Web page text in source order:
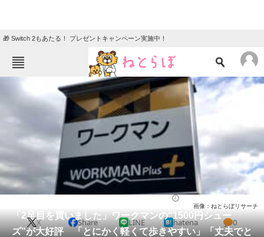
🎁 Switch 2もあたる！ プレゼントキャンペーン実施中！
ねとらぼメニュー
ニュース
クイズ
グルメ
住まい 教育・育児
動物
会員記事
「2足目を買いました」ワークマンの“1500円シュー
ズ”が大好評 「とにかく軽くて歩きやすい」「丈夫でと
画像：ねとらぼリサーチ
X Share LINE hatena 0